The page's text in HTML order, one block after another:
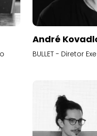
André
BULLET - Diretor